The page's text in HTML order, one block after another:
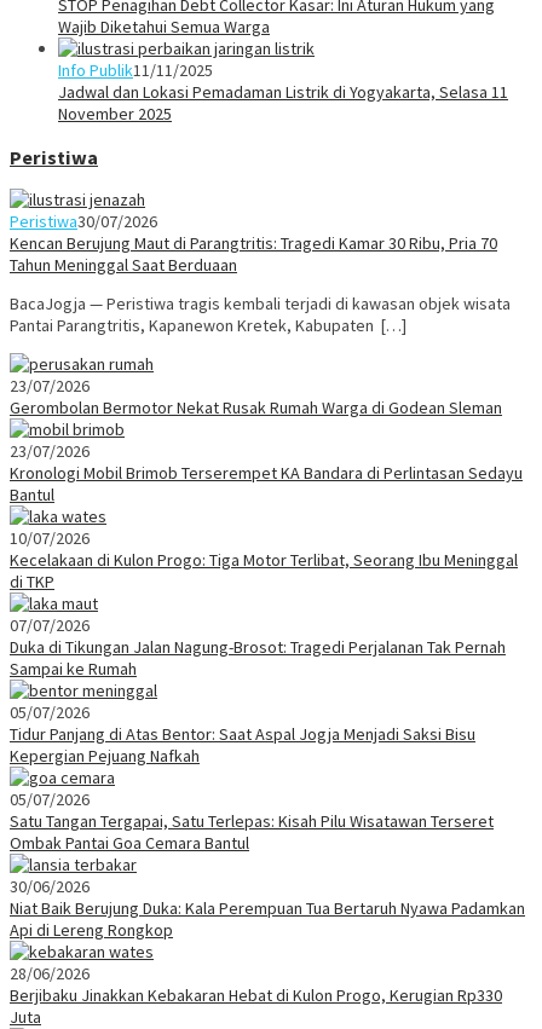
STOP Penagihan Debt Collector Kasar: Ini Aturan Hukum yang
Wajib Diketahui Semua Warga
Info Publik11/11/2025
Jadwal dan Lokasi Pemadaman Listrik di Yogyakarta, Selasa 11
November 2025
Peristiwa
Peristiwa30/07/2026
Kencan Berujung Maut di Parangtritis: Tragedi Kamar 30 Ribu, Pria 70
Tahun Meninggal Saat Berduaan
BacaJogja — Peristiwa tragis kembali terjadi di kawasan objek wisata
Pantai Parangtritis, Kapanewon Kretek, Kabupaten […]
23/07/2026
Gerombolan Bermotor Nekat Rusak Rumah Warga di Godean Sleman
23/07/2026
Kronologi Mobil Brimob Terserempet KA Bandara di Perlintasan Sedayu
Bantul
10/07/2026
Kecelakaan di Kulon Progo: Tiga Motor Terlibat, Seorang Ibu Meninggal
di TKP
07/07/2026
Duka di Tikungan Jalan Nagung-Brosot: Tragedi Perjalanan Tak Pernah
Sampai ke Rumah
05/07/2026
Tidur Panjang di Atas Bentor: Saat Aspal Jogja Menjadi Saksi Bisu
Kepergian Pejuang Nafkah
05/07/2026
Satu Tangan Tergapai, Satu Terlepas: Kisah Pilu Wisatawan Terseret
Ombak Pantai Goa Cemara Bantul
30/06/2026
Niat Baik Berujung Duka: Kala Perempuan Tua Bertaruh Nyawa Padamkan
Api di Lereng Rongkop
28/06/2026
Berjibaku Jinakkan Kebakaran Hebat di Kulon Progo, Kerugian Rp330
Juta